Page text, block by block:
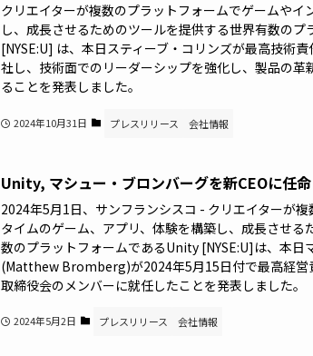
クリエイターが複数のプラットフォームでゲームやイ
し、成長させるためのツールを提供する世界有数の
[NYSE:U] は、本日スティーブ・コリンズが最高技術
社し、技術面でのリーダーシップを強化し、製品の革
ることを発表しました。
2024年10月31日 プレスリリース 会社情報
Unity, マシュー・ブロンバーグを新CEOに任命
2024年5月1日、サンフランシスコ - クリエイターが
タイムのゲーム、アプリ、体験を構築し、成長させる
数のプラットフォームであるUnity [NYSE:U]は、本日
(Matthew Bromberg)が2024年5月15日付で最高経営
取締役会のメンバーに就任したことを発表しました。
2024年5月2日 プレスリリース 会社情報